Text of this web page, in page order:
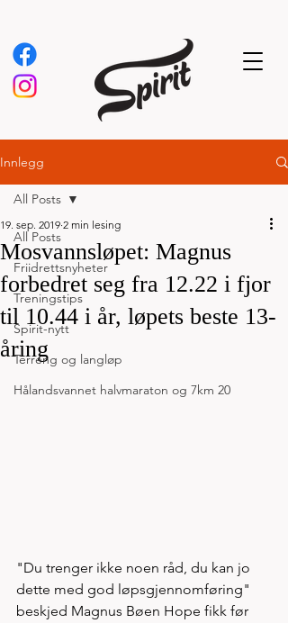
Innlegg
All Posts
Friidrettsnyheter
Treningstips
Spirit-nytt
Terreng og langløp
Hålandsvannet halvmaraton og 7km 20
All Posts
Mosvannsløpet: Magnus
forbedret seg fra 12.22 i fjor
til 10.44 i år, løpets beste 13-
åring
19. sep. 2019 2 min lesing
"Du trenger ikke noen råd, du kan jo
dette med god løpsgjennomføring"
beskjed Magnus Bøen Hope fikk før